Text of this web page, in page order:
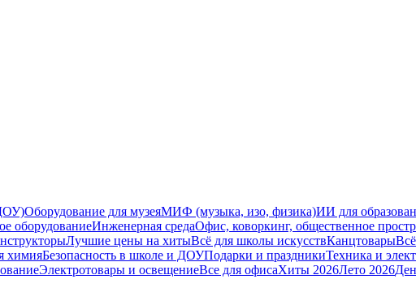
Оборудование для музеяМИФ (музыка, изо, физика)ИИ для
оборудованиеИнженерная средаОфис, коворкинг, общественное
Лучшие цены на хитыВсё для школы искусствКанцтовары
химияБезопасность в школе и ДОУПодарки и праздникиТехника и
Электротовары и освещениеВсе для офисаХиты 2026Лето 2026